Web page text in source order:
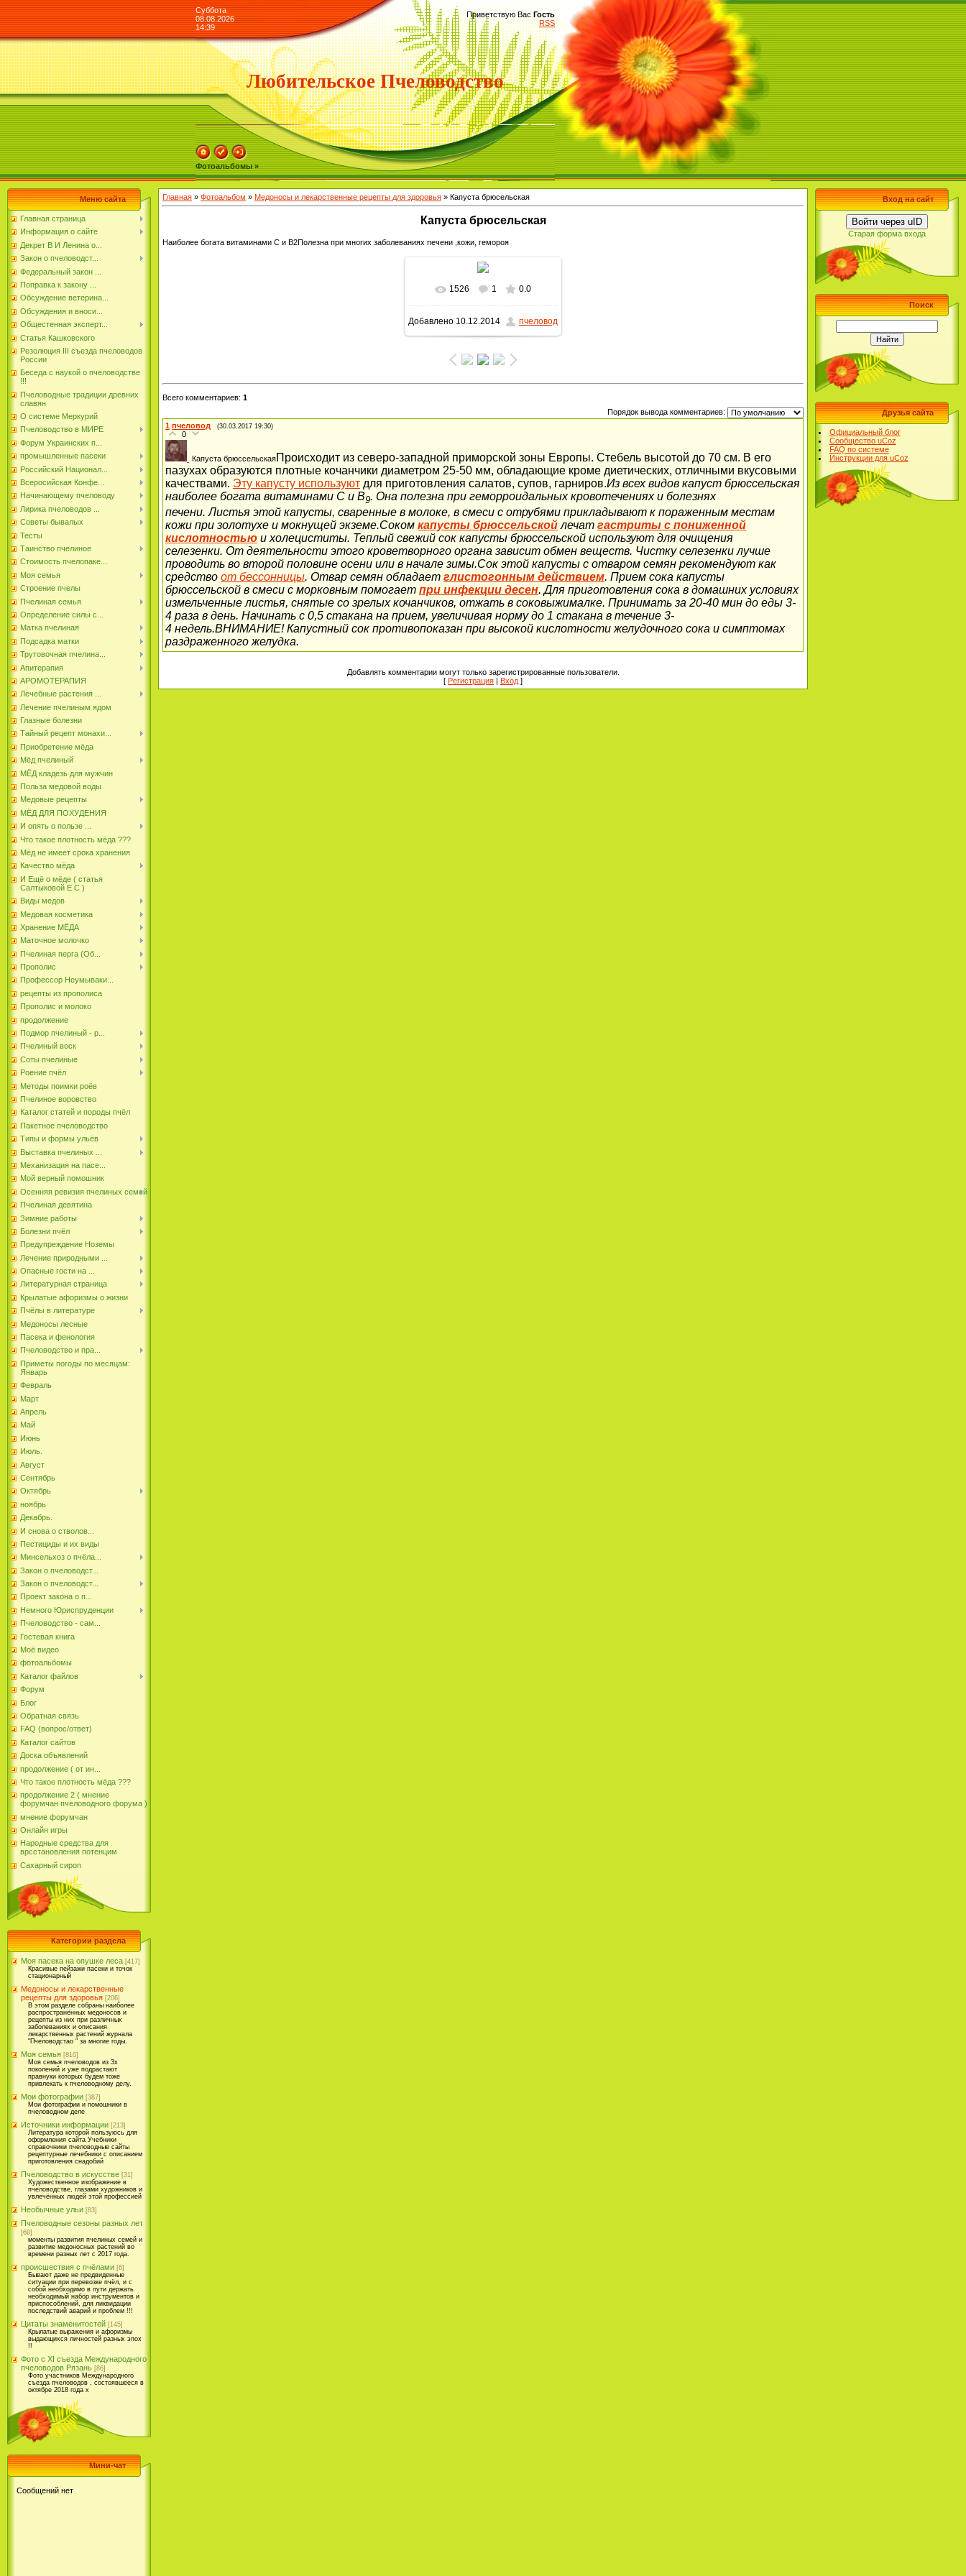
Суббота
08.08.2026
14:39
Приветствую Вас Гость
RSS
Любительское Пчеловодство
Фотоальбомы »
Меню сайта
Главная страница
Информация о сайте
Декрет В И Ленина о...
Закон о пчеловодст...
Федеральный закон ...
Поправка к закону ...
Обсуждение ветерина...
Обсуждения и вноси...
Общестенная эксперт...
Статья Кашковского
Резолюция III съезда пчеловодов
России
Беседа с наукой о пчеловодстве
!!!
Пчеловодные традиции древних
славян
О системе Меркурий
Пчеловодство в МИРЕ
Форум Украинских п...
промышленные пасеки
Российский Национал...
Всеросийская Конфе...
Начинающему пчеловоду
Лирика пчеловодов ...
Советы бывалых
Тесты
Таинство пчелиное
Стоимость пчелопаке...
Моя семья
Строение пчелы
Пчелиная семья
Определение силы с...
Матка пчелиная
Подсадка матки
Трутовочная пчелина...
Апитерапия
АРОМОТЕРАПИЯ
Лечебные растения ...
Лечение пчелиным ядом
Глазные болезни
Тайный рецепт монахи...
Приобретение мёда
Мёд пчелиный
МЁД кладезь для мужчин
Польза медовой воды
Медовые рецепты
МЁД ДЛЯ ПОХУДЕНИЯ
И опять о пользе ...
Что такое плотность мёда ???
Мёд не имеет срока хранения
Качество мёда
И Ещё о мёде ( статья
Салтыковой Е С )
Виды медов
Медовая косметика
Хранение МЁДА
Маточное молочко
Пчелиная перга (Об...
Прополис
Профессор Неумываки...
рецепты из прополиса
Прополис и молоко
продолжение
Подмор пчелиный - р...
Пчелиный воск
Соты пчелиные
Роение пчёл
Методы поимки роёв
Пчелиное воровство
Каталог статей и породы пчёл
Пакетное пчеловодство
Типы и формы ульёв
Выставка пчелиных ...
Механизация на пасе...
Мой верный помошник
Осенняя ревизия пчелиных семей
Пчелиная девятина
Зимние работы
Болезни пчёл
Предупреждение Ноземы
Лечение природными ...
Опасные гости на ...
Литературная страница
Крылатые афоризмы о жизни
Пчёлы в литературе
Медоносы лесные
Пасека и фенология
Пчеловодство и пра...
Приметы погоды по месяцам:
Январь
Февраль
Март
Апрель
Май
Июнь
Июль.
Август
Сентябрь
Октябрь
ноябрь
Декабрь.
И снова о стволов...
Пестициды и их виды
Минсельхоз о пчёла...
Закон о пчеловодст...
Закон о пчеловодст...
Проект закона о п...
Немного Юриспруденции
Пчеловодство - сам...
Гостевая книга
Моё видео
фотоальбомы
Каталог файлов
Форум
Блог
Обратная связь
FAQ (вопрос/ответ)
Каталог сайтов
Доска объявлений
продолжение ( от ин...
Что такое плотность мёда ???
продолжение 2 ( мнение
форумчан пчеловодного форума )
мнение форумчан
Онлайн игры
Народные средства для
врсстановления потенцим
Сахарный сироп
Категории раздела
Моя пасека на опушке леса [417]
Красивые пейзажи пасеки и точок
стационарный
Медоносы и лекарственные
рецепты для здоровья [206]
В этом разделе собраны наиболее
распространённых медоносов и
рецепты из них при различных
заболеваниях и описания
лекарственных растений журнала
"Пчеловодстао " за многие годы.
Моя семья [810]
Моя семья пчеловодов из 3х
поколений и уже подрастают
правнуки которых будем тоже
привлекать к пчеловодному делу.
Мои фотографии [387]
Мои фотографии и помошники в
пчеловодном деле
Источники информации [213]
Литература которой пользуюсь для
оформления сайта Учебники
справочники пчеловодные сайты
рецептурные лечебники с описанием
приготовления снадобий
Пчеловодство в искусстве [31]
Художественное изображение в
пчеловодстве, глазами художников и
увлечённых людей этой профессией
Необычные ульи [83]
Пчеловодные сезоны разных лет
[68]
моменты развития пчелиных семей и
развитие медоносных растений во
времени разных лет с 2017 года.
происшествия с пчёлами [6]
Бывают даже не предвиденные
ситуации при перевозке пчёл, и с
собой необходимо в пути держать
необходимый набор инструментов и
приспособлений, для ликвидации
последствий аварий и проблем !!!
Цитаты знаменитостей [145]
Крылатые выражения и афоризмы
выдающихся личностей разных эпох
!!
Фото с XI съезда Международного
пчеловодов Рязань [86]
Фото участников Международного
съезда пчеловодов , состоявшееся в
октябре 2018 года х
Мини-чат
Главная » Фотоальбом » Медоносы и лекарственные рецепты для здоровья » Капуста брюсельская
Капуста брюсельская
Наиболее богата витаминами С и В2Полезна при многих заболеваниях печени ,кожи, гемороя
В реальном размере
1162x1600/ 365.0Kb
1526 1 0.0
Добавлено 10.12.2014 пчеловод
Всего комментариев: 1
Порядок вывода комментариев:
1 пчеловод (30.03.2017 19:30)
0
Капуста брюссельская Происходит из северо-западной приморской зоны Европы. Стебель высотой до 70 см. В его
пазухах образуются плотные кочанчики диаметром 25-50 мм, обладающие кроме диетических, отличными вкусовыми
качествами. Эту капусту используют для приготовления салатов, супов, гарниров.Из всех видов капуст брюссельская
наиболее богата витаминами С и В9. Она полезна при геморроидальных кровотечениях и болезнях
печени. Листья этой капусты, сваренные в молоке, в смеси с отрубями прикладывают к пораженным местам
кожи при золотухе и мокнущей экземе.Соком капусты брюссельской лечат гастриты с пониженной
кислотностью и холециститы. Теплый свежий сок капусты брюссельской используют для очищения
селезенки. От деятельности этого кроветворного органа зависит обмен веществ. Чистку селезенки лучше
проводить во второй половине осени или в начале зимы.Сок этой капусты с отваром семян рекомендуют как
средство от бессонницы. Отвар семян обладает глистогонным действием. Прием сока капусты
брюссельской в смеси с морковным помогает при инфекции десен. Для приготовления сока в домашних условиях
измельченные листья, снятые со зрелых кочанчиков, отжать в соковыжималке. Принимать за 20-40 мин до еды 3-
4 раза в день. Начинать с 0,5 стакана на прием, увеличивая норму до 1 стакана в течение 3-
4 недель.ВНИМАНИЕ! Капустный сок противопоказан при высокой кислотности желудочного сока и симптомах
раздраженного желудка.
Добавлять комментарии могут только зарегистрированные пользователи.
[ Регистрация Вход]
Вход на сайт
Войти через uID
Старая форма входа
Поиск
Друзья сайта
Официальный блог
Сообщество uCoz
FAQ по системе
Инструкции для uCoz